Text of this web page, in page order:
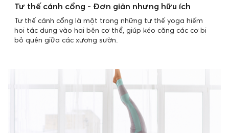
Tư thế cánh cổng - Đơn giản nhưng hữu ích
Tư thế cánh cổng là một trong những tư thế yoga hiếm
hoi tác dụng vào hai bên cơ thể, giúp kéo căng các cơ bị
bỏ quên giữa các xương sườn.